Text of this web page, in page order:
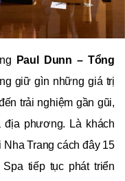
Paul Dunn – Tổng
giữ gìn những giá trị
trải nghiệm gần gũi,
phương. Là khách
Trang cách đây 15
tiếp tục phát triển